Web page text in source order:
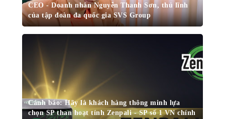
CEO - Doanh nhân Nguyễn Thanh Sơn, thủ lĩnh
của tập đoàn đa quốc gia SVS Group
Cảnh báo: Hãy là khách hàng thông minh lựa
chọn SP than hoạt tính Zenpali - SP số 1 VN chính